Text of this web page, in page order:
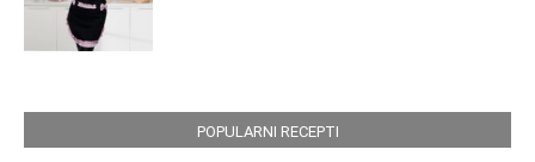
POPULARNI RECEPTI